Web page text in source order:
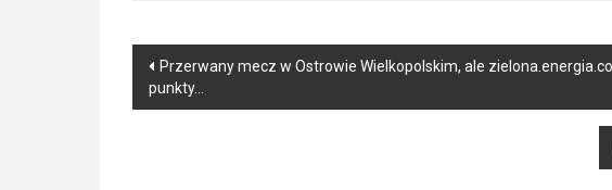
Post
navigation
Przerwany mecz w Ostrowie Wielkopolskim, ale
punkty…